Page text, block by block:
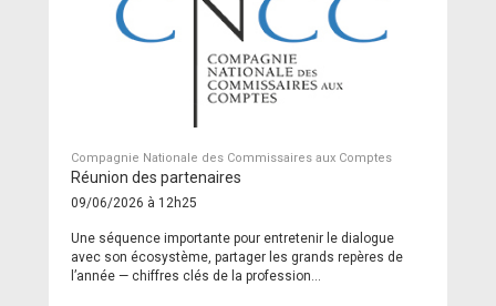
Compagnie Nationale des Commissaires aux Comptes
Réunion des partenaires
09/06/2026 à 12h25
Une séquence importante pour entretenir le dialogue
avec son écosystème, partager les grands repères de
l’année — chiffres clés de la profession...